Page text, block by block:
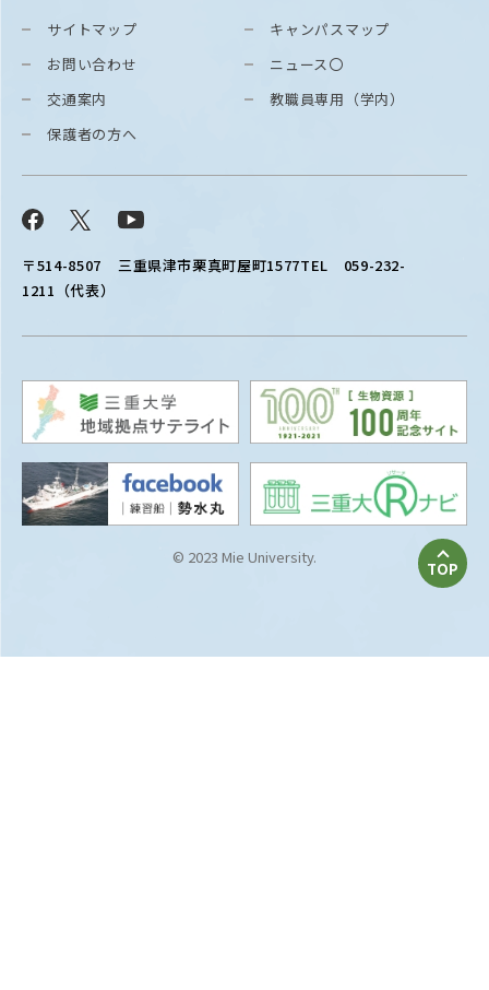
〒514-8507 三重県津市栗真町屋町1577TEL 059-232-
1211（代表）
サイトマップ
お問い合わせ
交通案内
保護者の方へ
Facebook
キャンパスマップ
ニュース〇
教職員専用（学内）
© 2023 Mie University.
TOP